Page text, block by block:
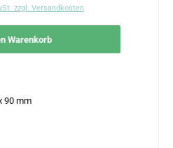
zzgl. Versandkosten
Warenkorb